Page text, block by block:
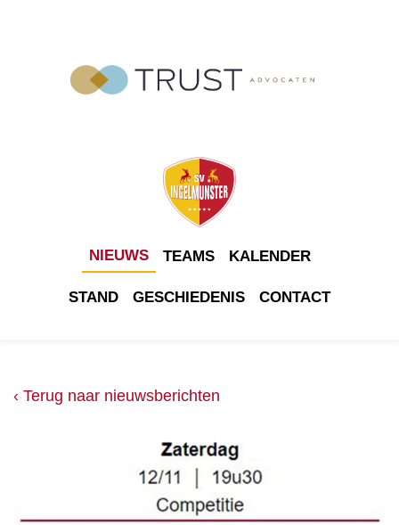
NIEUWS TEAMS KALENDER
STAND GESCHIEDENIS CONTACT
‹ Terug naar nieuwsberichten